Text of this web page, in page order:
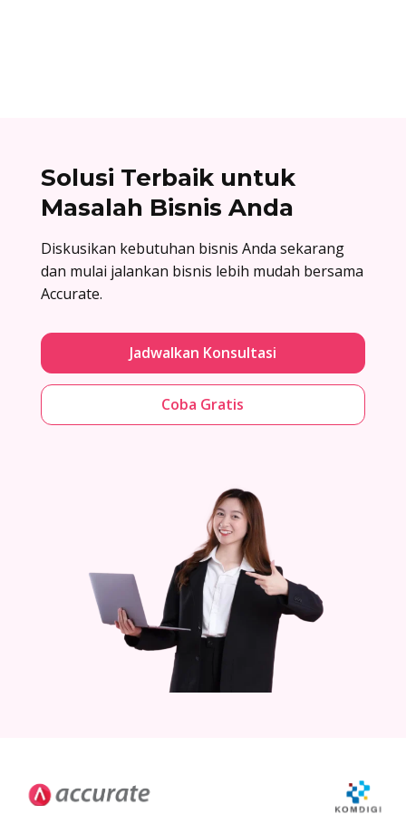
Solusi Terbaik untuk
Masalah Bisnis Anda
Diskusikan kebutuhan bisnis Anda sekarang
dan mulai jalankan bisnis lebih mudah bersama
Accurate.
Jadwalkan Konsultasi
Coba Gratis